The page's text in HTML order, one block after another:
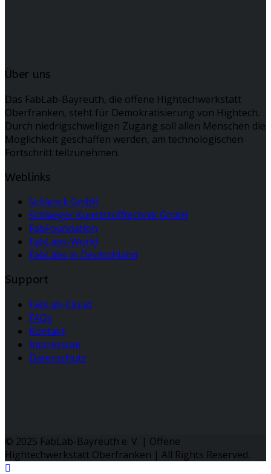
Über uns
Das FabLab-Bayreuth, die offene Hightechwerkstatt
Oberfranken, steht für Demokratisierung von Hightech.
Durch niedrigschwelligen Zugang soll allen Menschen die
Möglichkeit geschaffen werden, am technologischen
Fortschritt teilzunehmen.
Weblinks
Schlenck GmbH
Schlaeger Kunststofftechnik GmbH
FabFoundation
FabLabs-World
FabLabs in Deutschland
Support
FabLab-Cloud
FAQs
Kontakt
Impressum
Datenschutz
© 2025 FabLab-Bayreuth e. V. | Offene
Hightechwerkstatt Oberfranken | All Rights Reserved.